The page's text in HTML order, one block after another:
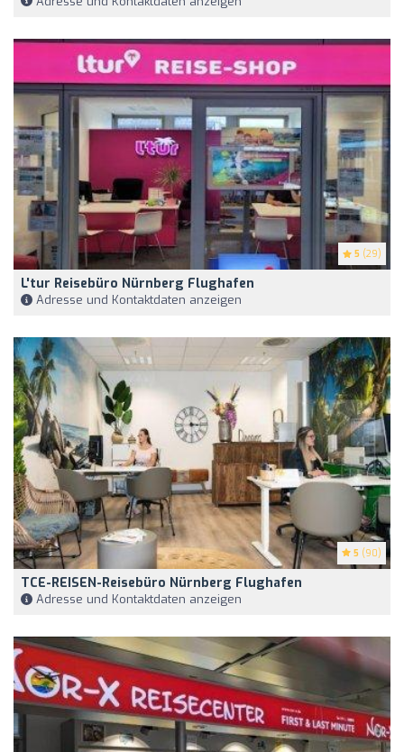
5 (29)
L'tur Reisebüro Nürnberg Flughafen
Adresse und Kontaktdaten anzeigen
5 (90)
TCE-REISEN-Reisebüro Nürnberg Flughafen
Adresse und Kontaktdaten anzeigen